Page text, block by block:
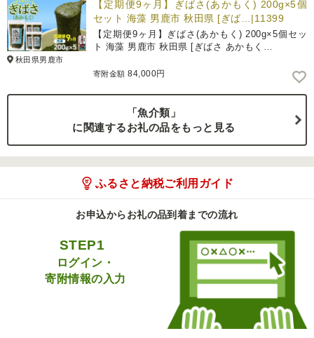
秋田県男鹿市
【定期便9ヶ月】ぎばさ(あかもく) 200g×5個
セット 海藻 男鹿市 秋田県 [ぎば…|11399
【定期便9ヶ月】ぎばさ(あかもく) 200g×5個セッ
ト 海藻 男鹿市 秋田県 [ぎばさ あかもく…
寄附金額 84,000円
「魚介類」
に関連するお礼の品をもっと見る
ふるさと納税ご利用ガイド
お申込からお礼の品到着までの流れ
STEP1
ログイン・
寄附情報の入力